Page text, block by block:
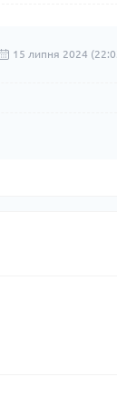
15 липня 2024